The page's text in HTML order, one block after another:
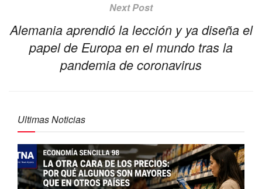
Next Post
Alemania aprendió la lección y ya diseña el
papel de Europa en el mundo tras la
pandemia de coronavirus
Ultimas Noticias